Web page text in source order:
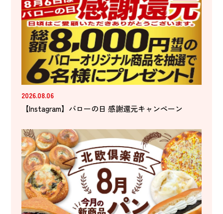
2026.08.06
【Instagram】バローの日 感謝還元キャンペーン